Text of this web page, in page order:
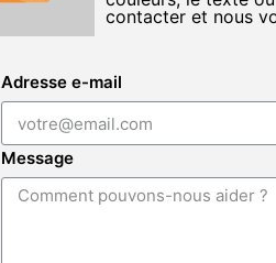
contacter et nous
Adresse e-mail
Message